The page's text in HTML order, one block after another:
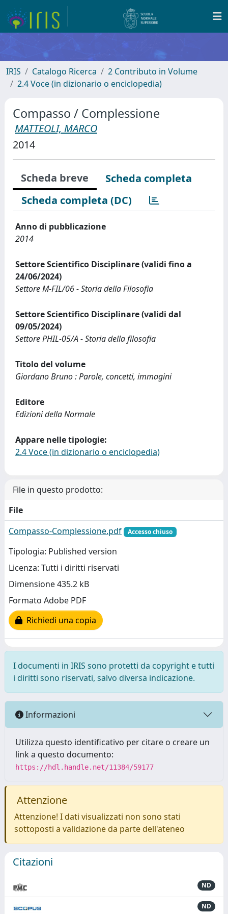
IRIS Catalogo Ricerca
2 Contributo in Volume
2.4 Voce (in dizionario o enciclopedia)
Compasso / Complessione
MATTEOLI, MARCO
2014
Scheda breve
Scheda completa
Scheda completa (DC)
Anno di pubblicazione
2014
Settore Scientifico Disciplinare (validi fino a
24/06/2024)
Settore M-FIL/06 - Storia della Filosofia
Settore Scientifico Disciplinare (validi dal
09/05/2024)
Settore PHIL-05/A - Storia della filosofia
Titolo del volume
Giordano Bruno : Parole, concetti, immagini
Editore
Edizioni della Normale
Appare nelle tipologie:
2.4 Voce (in dizionario o enciclopedia)
File in questo prodotto:
File
Compasso-Complessione.pdf
Accesso chiuso
Tipologia: Published version
Licenza: Tutti i diritti riservati
Dimensione 435.2 kB
Formato Adobe PDF
Richiedi una copia
I documenti in IRIS sono protetti da copyright e tutti
i diritti sono riservati, salvo diversa indicazione.
Informazioni
Utilizza questo identificativo per citare o creare un
link a questo documento:
https://hdl.handle.net/11384/59177
Attenzione
Attenzione! I dati visualizzati non sono stati
sottoposti a validazione da parte dell'ateneo
Citazioni
ND
ND